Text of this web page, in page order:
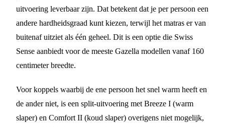
uitvoering leverbaar zijn. Dat betekent dat je per persoon een
andere hardheidsgraad kunt kiezen, terwijl het matras er van
buitenaf uitziet als één geheel. Dit is een optie die Swiss
Sense aanbiedt voor de meeste Gazella modellen vanaf 160
centimeter breedte.
Voor koppels waarbij de ene persoon het snel warm heeft en
de ander niet, is een split-uitvoering met Breeze I (warm
slaper) en Comfort II (koud slaper) overigens niet mogelijk,